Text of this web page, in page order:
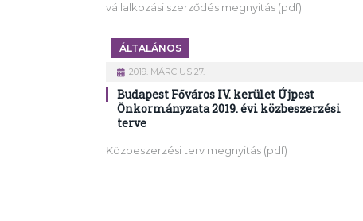
vállalkozási szerződés megnyitás (pdf)
ÁLTALÁNOS
2019. MÁRCIUS 27.
Budapest Főváros IV. kerület Újpest
Önkormányzata 2019. évi közbeszerzési
terve
Közbeszerzési terv megnyitás (pdf)